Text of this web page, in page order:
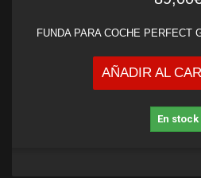
FUNDA PARA COCHE PERFECT
AÑADIR AL
En stock